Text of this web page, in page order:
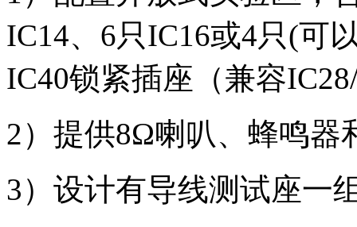
IC14、6只IC16或4只(可
IC40锁紧插座（兼容
2）提供8Ω喇叭、蜂鸣器
3）设计有导线测试座一